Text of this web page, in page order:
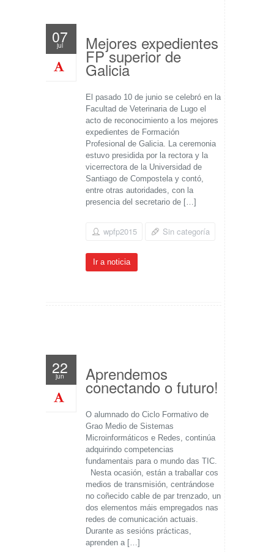
07
jul Mejores expedientes
FP superior de
Galicia
El pasado 10 de junio se celebró en la
Facultad de Veterinaria de Lugo el
acto de reconocimiento a los mejores
expedientes de Formación
Profesional de Galicia. La ceremonia
estuvo presidida por la rectora y la
vicerrectora de la Universidad de
Santiago de Compostela y contó,
entre otras autoridades, con la
presencia del secretario de […]
wpfp2015 Sin categoría
Ir a noticia
22
jun Aprendemos
conectando o futuro!
O alumnado do Ciclo Formativo de
Grao Medio de Sistemas
Microinformáticos e Redes, continúa
adquirindo competencias
fundamentais para o mundo das TIC.
Nesta ocasión, están a traballar cos
medios de transmisión, centrándose
no coñecido cable de par trenzado, un
dos elementos máis empregados nas
redes de comunicación actuais.
Durante as sesións prácticas,
aprenden a […]